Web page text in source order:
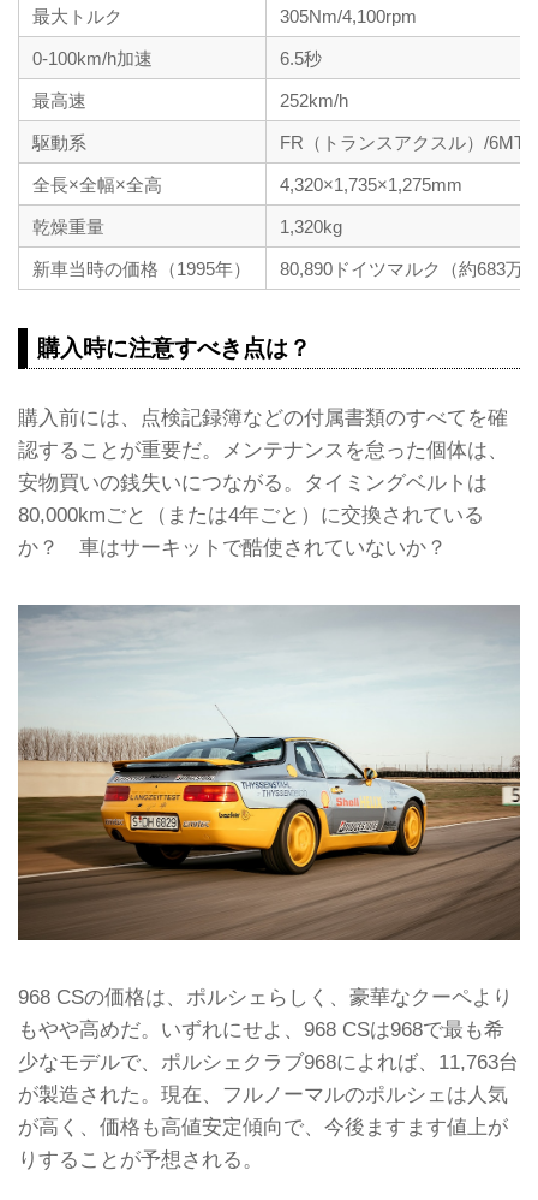
最大トルク 305Nm/4,100rpm
0-100km/h加速 6.5秒
最高速 252km/h
駆動系 FR（トランスアクスル）/6MT
全長×全幅×全高 4,320×1,735×1,275mm
乾燥重量 1,320kg
新車当時の価格（1995年） 80,890ドイツマルク（約683万
購入時に注意すべき点は？
購入前には、点検記録簿などの付属書類のすべてを確
認することが重要だ。メンテナンスを怠った個体は、
安物買いの銭失いにつながる。タイミングベルトは
80,000kmごと（または4年ごと）に交換されている
か？ 車はサーキットで酷使されていないか？
968 CSの価格は、ポルシェらしく、豪華なクーペより
もやや高めだ。いずれにせよ、968 CSは968で最も希
少なモデルで、ポルシェクラブ968によれば、11,763台
が製造された。現在、フルノーマルのポルシェは人気
が高く、価格も高値安定傾向で、今後ますます値上が
りすることが予想される。